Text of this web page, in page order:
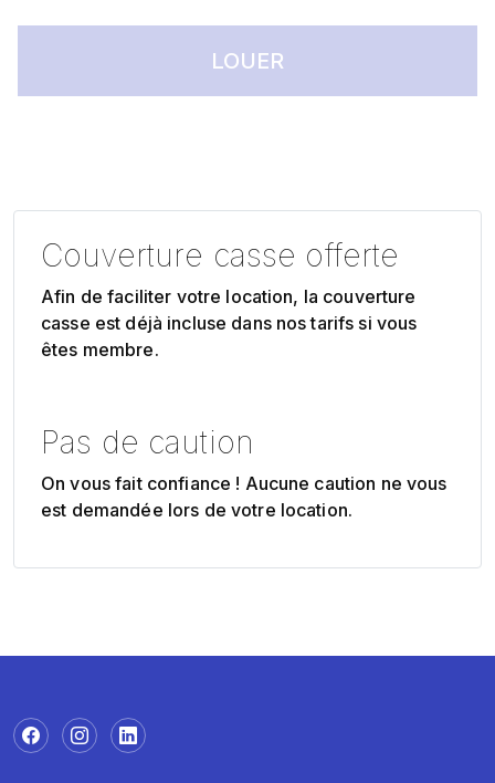
LOUER
Couverture casse offerte
Afin de faciliter votre location, la couverture
casse est déjà incluse dans nos tarifs si vous
êtes membre.
Pas de caution
On vous fait confiance ! Aucune caution ne vous
est demandée lors de votre location.